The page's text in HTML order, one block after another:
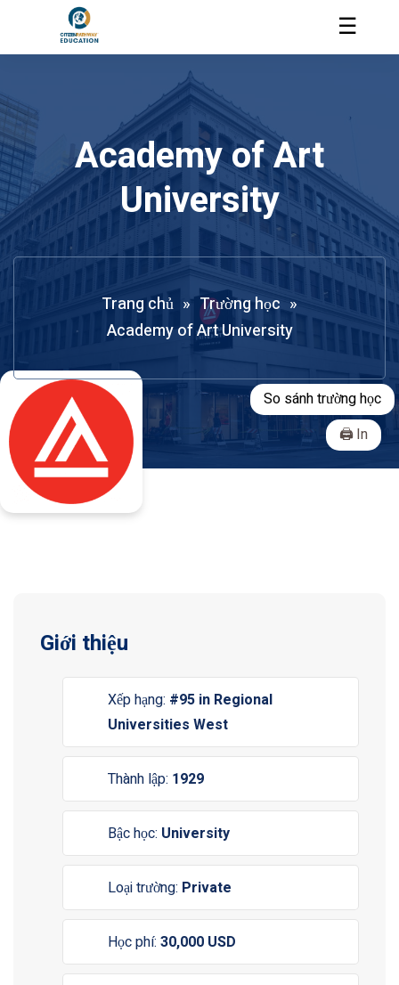
☰
Academy of Art
University
Trang chủ » Trường học »
Academy of Art University
So sánh trường học
In
Giới thiệu
Xếp hạng: #95 in Regional
Universities West
Thành lập: 1929
Bậc học: University
Loại trường: Private
Học phí: 30,000 USD